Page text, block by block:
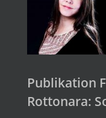
Publikation
Rottonara: